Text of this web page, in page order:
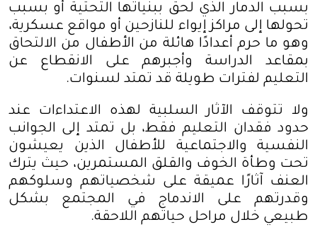
بسبب الدمار الذي لحق ببنياتها التحتية أو بسبب
تحولها إلى مراكز إيواء للنازحين أو مواقع عسكرية،
وهو ما حرم أعدادًا هائلة من الأطفال من الالتحاق
بمقاعد الدراسة وأجبرهم على الانقطاع عن
التعليم لفترات طويلة قد تمتد لسنوات.
ولا تتوقف الآثار السلبية لهذه الاعتداءات عند
حدود فقدان التعليم فقط، بل تمتد إلى الجوانب
النفسية والاجتماعية للأطفال الذين يعيشون
تحت وطأة الخوف والقلق المستمرين، حيث يترك
العنف آثارًا عميقة على شخصياتهم وسلوكهم
وقدرتهم على الاندماج في المجتمع بشكل
طبيعي خلال مراحل حياتهم اللاحقة.